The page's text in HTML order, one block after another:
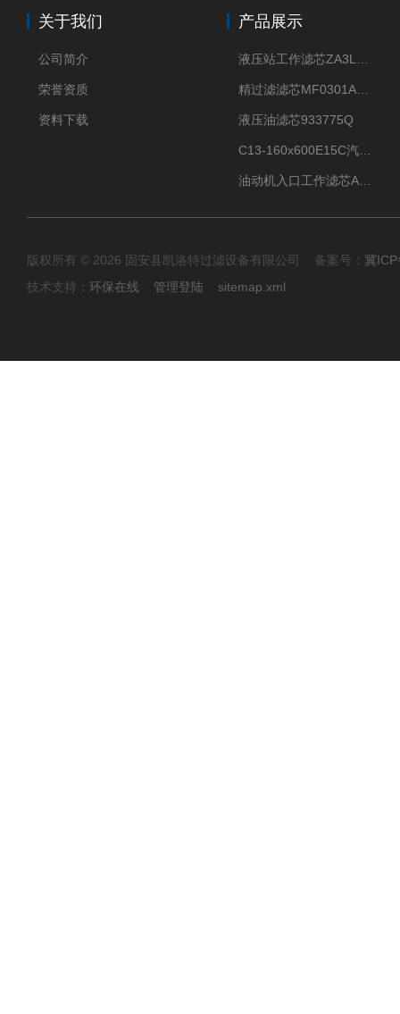
关于我们
公司简介
荣誉资质
资料下载
产品展示
液压油滤芯933775Q
版权所有 © 2026 固安县凯洛特过滤设备有限公司 备案号： 冀
技术支持： 环保在线 管理登陆 sitemap.xml